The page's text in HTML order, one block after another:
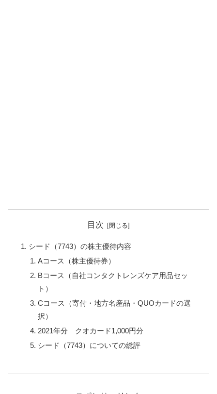
目次
シード（7743）の株主優待内容
Aコース（株主優待券）
Bコース（自社コンタクトレンズケア用品セッ
ト）
Cコース（寄付・地方名産品・QUOカードの選
択）
2021年分 クオカード1,000円分
シード（7743）についての総評